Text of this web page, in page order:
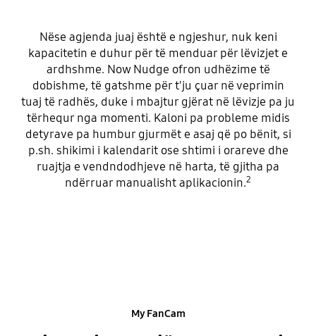
Nëse agjenda juaj është e ngjeshur, nuk keni
kapacitetin e duhur për të menduar për lëvizjet e
ardhshme. Now Nudge ofron udhëzime të
dobishme, të gatshme për t'ju çuar në veprimin
tuaj të radhës, duke i mbajtur gjërat në lëvizje pa ju
tërhequr nga momenti. Kaloni pa probleme midis
detyrave pa humbur gjurmët e asaj që po bënit, si
p.sh. shikimi i kalendarit ose shtimi i orareve dhe
ruajtja e vendndodhjeve në harta, të gjitha pa
ndërruar manualisht aplikacionin.2
My FanCam